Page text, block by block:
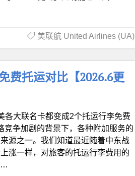
美联航 United Airlines (UA)
费托运对比【2026.6更
各大联名卡都变成2个托运行李免费
竞争加剧的背景下，各种附加服务的
源之一。我们知道最近随着中东战
涨一样，对旅客的托运行李费用的
…